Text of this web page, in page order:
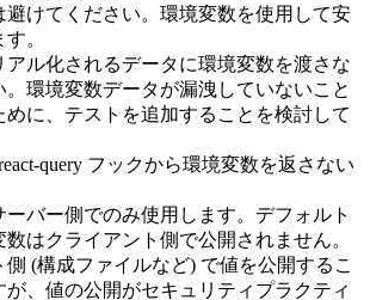
避けてください。環境変数を使用して安
。
アル化されるデータに環境変数を渡さな
。環境変数データが漏洩していないこと
めに、テストを追加することを検討して
query フックから環境変数を返さない
ーバー側でのみ使用します。デフォルト
はクライアント側で公開されません。
側 (構成ファイルなど) で値を公開するこ
が、値の公開がセキュリティプラクティ